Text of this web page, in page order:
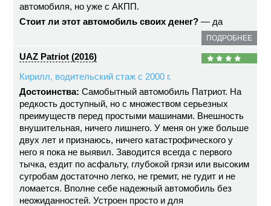
автомобиля, но уже с АКПП.
Стоит ли этот автомобиль своих денег? — да
ПОДРОБНЕЕ
UAZ Patriot (2016)
Кирилл, водительский стаж с 2000 г.
Достоинства: Самобытный автомобиль Патриот. На
редкость доступный, но с множеством серьезных
преимуществ перед простыми машинами. Внешность
внушительная, ничего лишнего. У меня он уже больше
двух лет и признаюсь, ничего катастрофического у
него я пока не выявил. Заводится всегда с первого
тычка, ездит по асфальту, глубокой грязи или высоким
сугробам достаточно легко, не гремит, не гудит и не
ломается. Вполне себе надежный автомобиль без
неожиданностей. Устроен просто и для